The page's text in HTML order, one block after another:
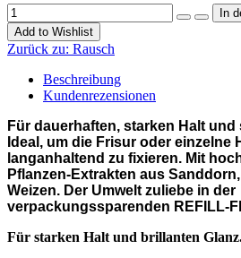
Add to Wishlist
Zurück zu: Rausch
Beschreibung
Kundenrezensionen
Für dauerhaften, starken Halt und
Ideal, um die Frisur oder einzelne
langanhaltend zu fixieren. Mit
Pflanzen-Extrakten aus
Weizen. Der Umwelt zuliebe in der
verpackungssparenden REFILL-
Für starken Halt und brillanten